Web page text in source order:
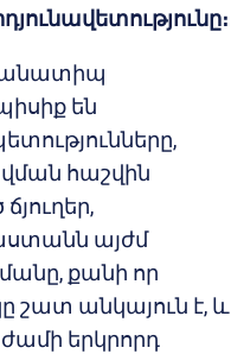
են
հաշվին
այժմ
քանի որ
շատ անկայուն է, և
երկրորդ